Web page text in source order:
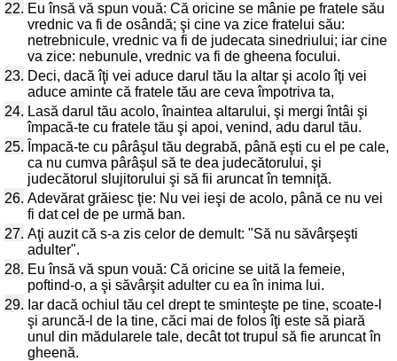
22. Eu însă vă spun vouă: Că oricine se mânie pe fratele său
vrednic va fi de osândă; şi cine va zice fratelui său:
netrebnicule, vrednic va fi de judecata sinedriului; iar cine
va zice: nebunule, vrednic va fi de gheena focului.
23. Deci, dacă îţi vei aduce darul tău la altar şi acolo îţi vei
aduce aminte că fratele tău are ceva împotriva ta,
24. Lasă darul tău acolo, înaintea altarului, şi mergi întâi şi
împacă-te cu fratele tău şi apoi, venind, adu darul tău.
25. Împacă-te cu pârâşul tău degrabă, până eşti cu el pe cale,
ca nu cumva pârâşul să te dea judecătorului, şi
judecătorul slujitorului şi să fii aruncat în temniţă.
26. Adevărat grăiesc ţie: Nu vei ieşi de acolo, până ce nu vei
fi dat cel de pe urmă ban.
27. Aţi auzit că s-a zis celor de demult: "Să nu săvârşeşti
adulter".
28. Eu însă vă spun vouă: Că oricine se uită la femeie,
poftind-o, a şi săvârşit adulter cu ea în inima lui.
29. Iar dacă ochiul tău cel drept te sminteşte pe tine, scoate-l
şi aruncă-l de la tine, căci mai de folos îţi este să piară
unul din mădularele tale, decât tot trupul să fie aruncat în
gheenă.